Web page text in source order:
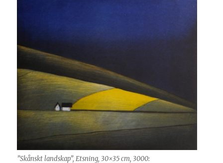
”Skånskt landskap”, Etsning, 30×35 cm, 3000: